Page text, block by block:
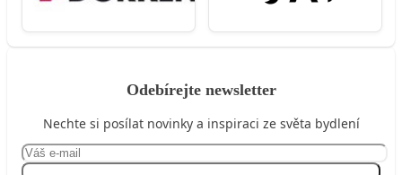
Odebírejte newsletter
Nechte si posílat novinky a inspiraci ze světa bydlení